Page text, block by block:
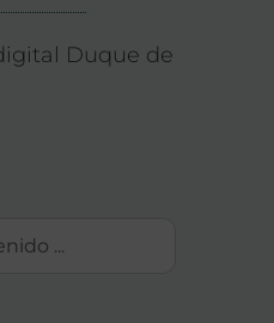
Duque de